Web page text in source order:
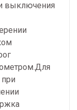
выключения